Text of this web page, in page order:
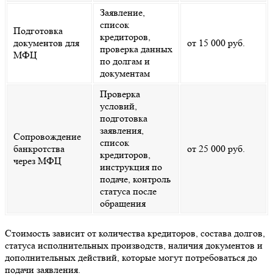
Подготовка
документов для
МФЦ
Заявление,
список
кредиторов,
проверка данных
по долгам и
документам
от 15 000 руб.
Сопровождение
банкротства
через МФЦ
Проверка
условий,
подготовка
заявления,
список
кредиторов,
инструкция по
подаче, контроль
статуса после
обращения
от 25 000 руб.
Стоимость зависит от количества кредиторов, состава долгов,
статуса исполнительных производств, наличия документов и
дополнительных действий, которые могут потребоваться до
подачи заявления.